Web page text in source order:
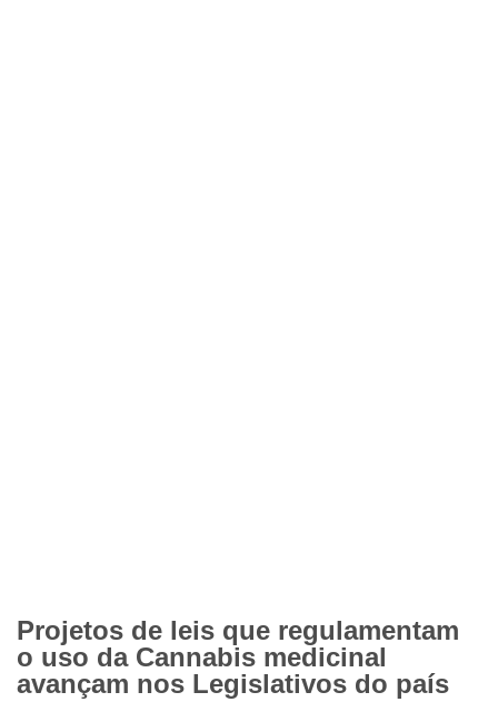
Projetos de leis que regulamentam
o uso da Cannabis medicinal
avançam nos Legislativos do país